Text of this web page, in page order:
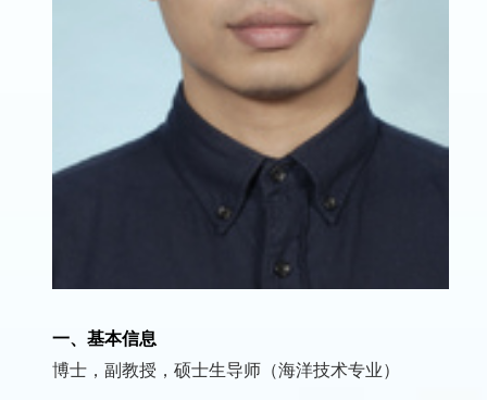
一、基本信息
博士，副教授，硕士生导师（海洋技术专业）